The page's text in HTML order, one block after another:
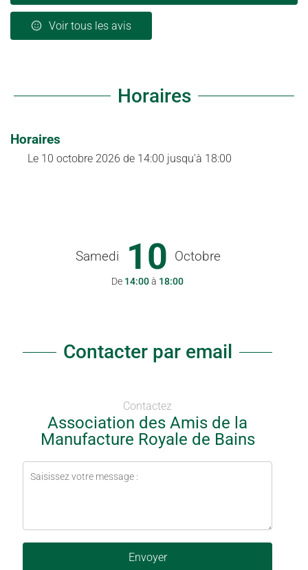
Voir tous les avis
Horaires
Horaires
Le 10 octobre 2026 de 14:00 jusqu'à 18:00
Samedi 10 Octobre
De 14:00à 18:00
Contacter par email
Contactez
Association des Amis de la
Manufacture Royale de Bains
Envoyer